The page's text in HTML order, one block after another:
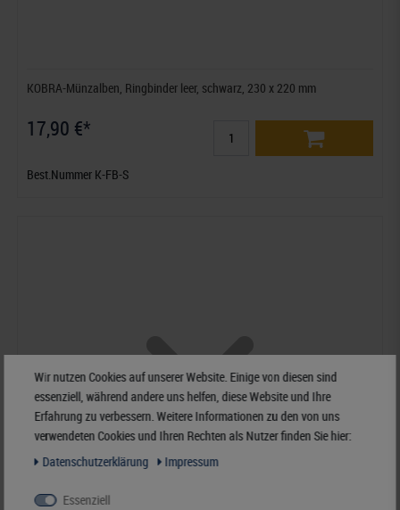
KOBRA-Münzalben, Ringbinder leer, schwarz, 230 x 220 mm
17,90 €*
Best.Nummer K-FB-S
Wir nutzen Cookies auf unserer Website. Einige von diesen sind
essenziell, während andere uns helfen, diese Website und Ihre
Erfahrung zu verbessern. Weitere Informationen zu den von uns
verwendeten Cookies und Ihren Rechten als Nutzer finden Sie hier:
Daten­schutz­erklärung
Impressum
Essenziell